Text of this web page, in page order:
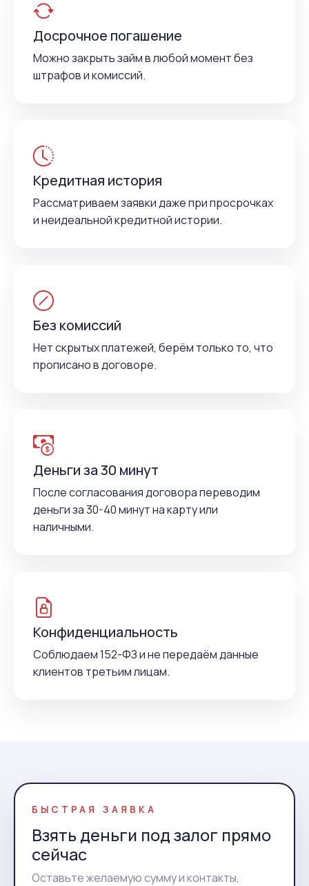
Досрочное погашение
Можно закрыть займ в любой момент без
штрафов и комиссий.
Кредитная история
Рассматриваем заявки даже при просрочках
и неидеальной кредитной истории.
Без комиссий
Нет скрытых платежей, берём только то, что
прописано в договоре.
Деньги за 30 минут
После согласования договора переводим
деньги за 30-40 минут на карту или
наличными.
Конфиденциальность
Соблюдаем 152-ФЗ и не передаём данные
клиентов третьим лицам.
БЫСТРАЯ ЗАЯВКА
Взять деньги под залог прямо
сейчас
Оставьте желаемую сумму и контакты,